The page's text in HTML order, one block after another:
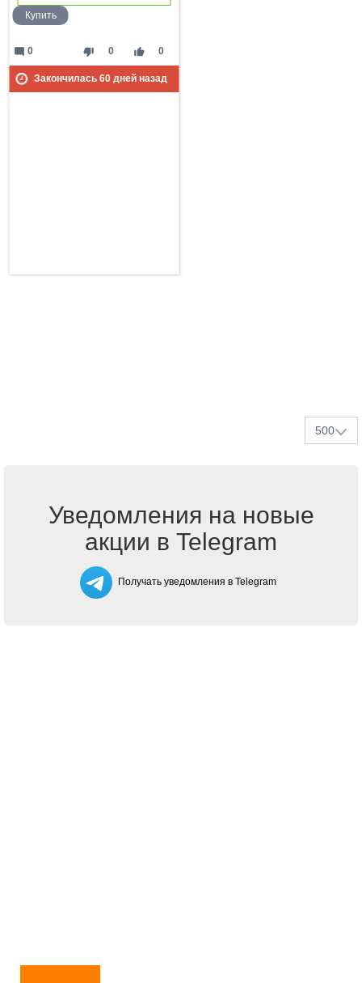
Купить
thumb_down 0 thumb_up 0
mode_comment 0
Закончилась 60дней назад
500
Уведомления на новые
акции в Telegram
Получать уведомления в Telegram